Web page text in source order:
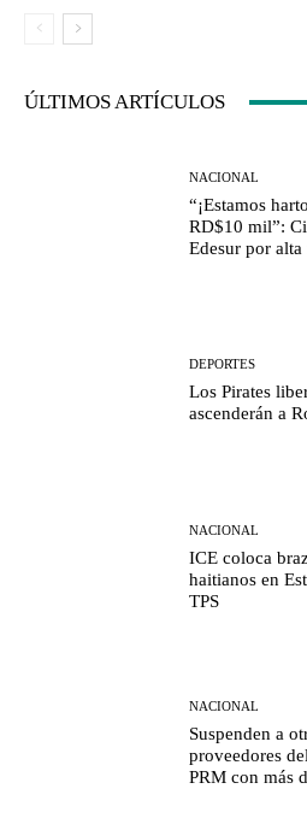
ÚLTIMOS ARTÍCULOS
NACIONAL
“¡Estamos
RD$10 mil”:
Edesur por alta
DEPORTES
Los Pirates
ascenderán a
NACIONAL
ICE coloca
haitianos en
TPS
NACIONAL
Suspenden a
proveedores
PRM con más